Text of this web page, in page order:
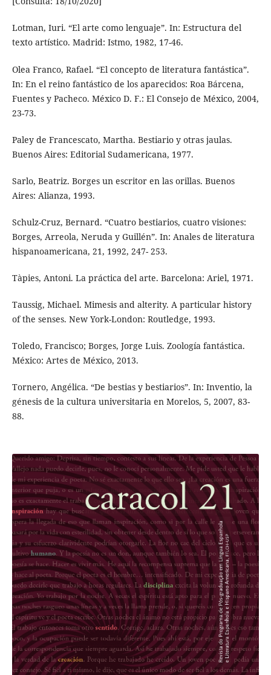
Lotman, Iuri. “El arte como lenguaje”. In: Estructura del
texto artístico. Madrid: Istmo, 1982, 17-46.
Olea Franco, Rafael. “El concepto de literatura fantástica”.
In: En el reino fantástico de los aparecidos: Roa Bárcena,
Fuentes y Pacheco. México D. F.: El Consejo de México, 2004,
23-73.
Paley de Francescato, Martha. Bestiario y otras jaulas.
Buenos Aires: Editorial Sudamericana, 1977.
Sarlo, Beatriz. Borges un escritor en las orillas. Buenos
Aires: Alianza, 1993.
Schulz-Cruz, Bernard. “Cuatro bestiarios, cuatro visiones:
Borges, Arreola, Neruda y Guillén”. In: Anales de literatura
hispanoamericana, 21, 1992, 247- 253.
Tàpies, Antoni. La práctica del arte. Barcelona: Ariel, 1971.
Taussig, Michael. Mimesis and alterity. A particular history
of the senses. New York-London: Routledge, 1993.
Toledo, Francisco; Borges, Jorge Luis. Zoología fantástica.
México: Artes de México, 2013.
Tornero, Angélica. “De bestias y bestiarios”. In: Inventio, la
génesis de la cultura universitaria en Morelos, 5, 2007, 83-
88.